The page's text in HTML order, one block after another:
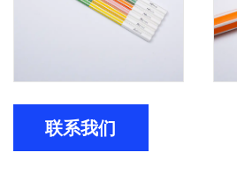
联系我们